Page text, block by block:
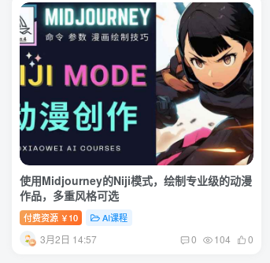
使用Midjourney的Niji模式，绘制专业级的动漫
作品，多重风格可选
付费资源 ￥ 10 AI课程
3月2日 14:57 0 104 0